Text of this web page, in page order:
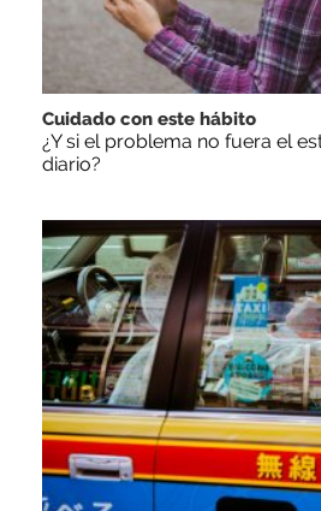
Cuidado con este hábito
¿Y si el problema no fuera el
diario?